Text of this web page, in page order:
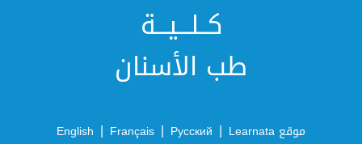
كــلـــيـــة
طب الأسنان
موقع Learnata |
Русский
|
Français
|
English